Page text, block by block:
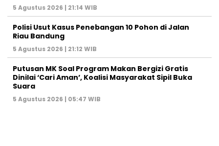
5 Agustus 2026 | 21:14 WIB
Polisi Usut Kasus Penebangan 10 Pohon di Jalan
Riau Bandung
5 Agustus 2026 | 21:12 WIB
Putusan MK Soal Program Makan Bergizi Gratis
Dinilai ‘Cari Aman’, Koalisi Masyarakat Sipil Buka
Suara
5 Agustus 2026 | 05:47 WIB